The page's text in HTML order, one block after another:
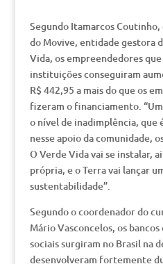
Segundo Itamarcos
do Movive, entidade gestora
Vida, os empreendedores
instituições conseguiram
R$ 442,95 a mais do que os
fizeram o financiamento.
o nível de inadimplência, que
nesse apoio da comunidade,
O Verde Vida vai se instalar,
própria, e o Terra vai lançar
sustentabilidade”.
Segundo o coordenador do
Mário Vasconcelos, os
sociais surgiram no Brasil na
desenvolveram fortemente